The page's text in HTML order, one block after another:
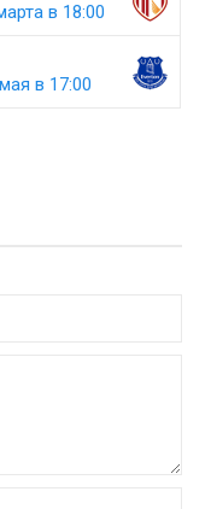
в 18:00
в 17:00